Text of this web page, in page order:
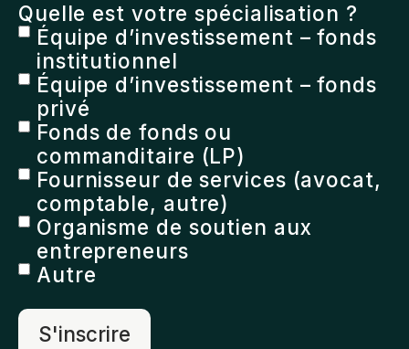
Quelle est votre spécialisation ?
Équipe d’investissement – fonds
institutionnel
Équipe d’investissement – fonds
privé
Fonds de fonds ou
commanditaire (LP)
Fournisseur de services (avocat,
comptable, autre)
Organisme de soutien aux
entrepreneurs
Autre